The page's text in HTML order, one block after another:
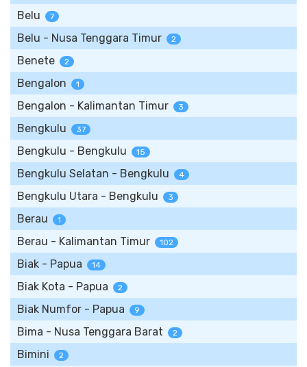
Belu 7
Belu - Nusa Tenggara Timur 2
Benete 2
Bengalon 1
Bengalon - Kalimantan Timur 3
Bengkulu 37
Bengkulu - Bengkulu 15
Bengkulu Selatan - Bengkulu 4
Bengkulu Utara - Bengkulu 3
Berau 1
Berau - Kalimantan Timur 102
Biak - Papua 14
Biak Kota - Papua 2
Biak Numfor - Papua 9
Bima - Nusa Tenggara Barat 2
Bimini 2